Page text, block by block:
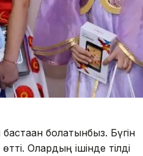
болатынбыз. Бүгін
Олардың ішінде тілді